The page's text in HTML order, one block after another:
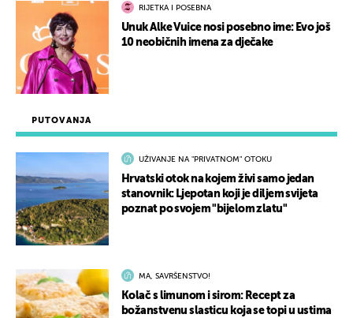
PUTOVANJA
UŽIVANJE NA "PRIVATNOM" OTOKU
Hrvatski otok na kojem živi samo jedan
stanovnik: Ljepotan koji je diljem svijeta
poznat po svojem "bijelom zlatu"
MA, SAVRŠENSTVO!
Kolač s limunom i sirom: Recept za
božanstvenu slasticu koja se topi u ustima
RIJETKA I POSEBNA
Unuk Alke Vuice nosi posebno ime: Evo još
10 neobičnih imena za dječake